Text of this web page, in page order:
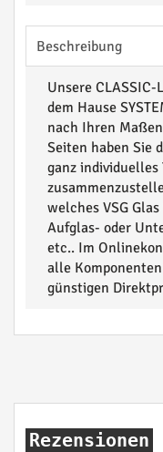
Beschreibung
Unsere
dem Hause
nach Ihren
Seiten haben Sie
ganz individuelles
welches VSG
Aufglas- oder
etc.. Im
alle
günstigen
Rezensionen